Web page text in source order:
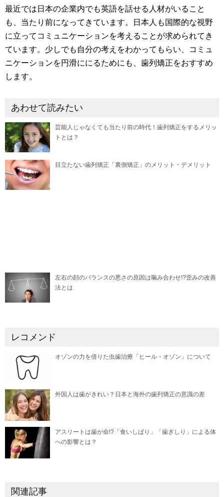
最近では日本の企業内でも英語を話せる人材がいること
も、当たり前になってきています。日本人も国際的な視野
に立ってコミュニケーションを考えることが求められてき
ています。少しでも自分の考えをわかってもらい、コミュ
ニケーションを円滑ににるためにも、歯列矯正をおすすめ
します。
あわせて読みたい
芸能人じゃなくても当たり前の時代！歯列矯正をするメリッ
トとは？
目立たない歯列矯正「裏側矯正」のメリット・デメリット
左右の顔のバランスの悪さの原因は噛み合わせ!?歪みの改善
法とは
レコメンド
オゾンの力を借りた虫歯治療「ヒール・オゾン」について
外国人は歯がきれい？日本と海外の歯列矯正の意識の差
アスリートは歯が命!?「食いしばり」「歯ぎしり」による体
への影響とは？
関連記事